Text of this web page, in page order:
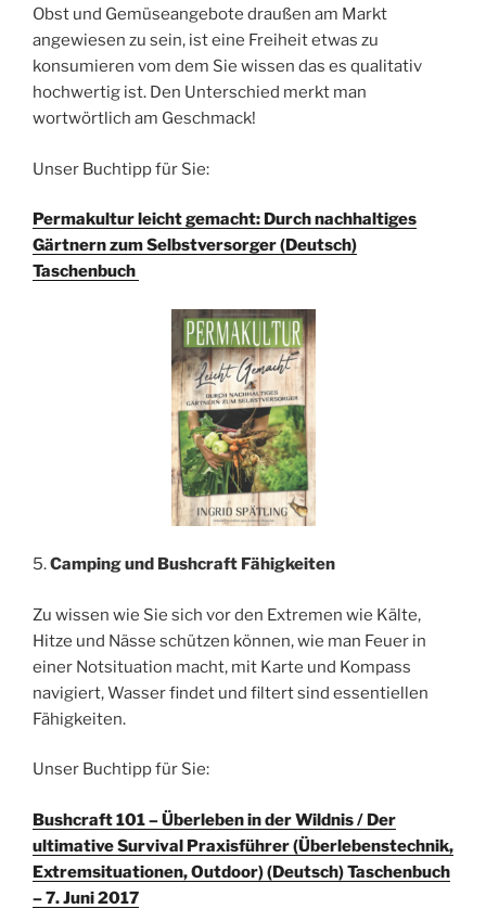
Obst und Gemüseangebote draußen am Markt
angewiesen zu sein, ist eine Freiheit etwas zu
konsumieren vom dem Sie wissen das es qualitativ
hochwertig ist. Den Unterschied merkt man
wortwörtlich am Geschmack!
Unser Buchtipp für Sie:
Permakultur leicht gemacht: Durch nachhaltiges
Gärtnern zum Selbstversorger (Deutsch)
Taschenbuch
5.Camping und Bushcraft Fähigkeiten
Zu wissen wie Sie sich vor den Extremen wie Kälte,
Hitze und Nässe schützen können, wie man Feuer in
einer Notsituation macht, mit Karte und Kompass
navigiert, Wasser findet und filtert sind essentiellen
Fähigkeiten.
Unser Buchtipp für Sie:
Bushcraft 101 – Überleben in der Wildnis / Der
ultimative Survival Praxisführer (Überlebenstechnik,
Extremsituationen, Outdoor) (Deutsch) Taschenbuch
– 7. Juni 2017